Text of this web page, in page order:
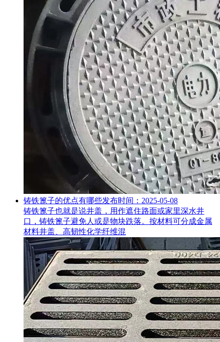
铸铁篦子的优点有哪些发布时间：2025-05-08
铸铁篦子也就是说井盖，用作遮住路面或家里深水井
口，铸铁篦子避免人或是物块跌落。按材料可分成金属
材料井盖、高韧性化学纤维混